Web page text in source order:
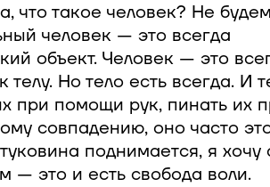
что такое человек? Не
человек — это всегда
объект. Человек — это
Но тело есть всегда. И
при помощи рук, пинать их
совпадению, оно часто
поднимается, я хочу
— это и есть свобода воли.